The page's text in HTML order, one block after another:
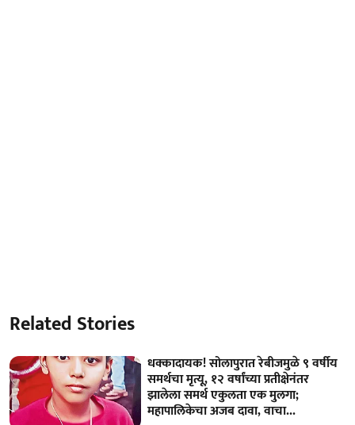
Related Stories
धक्कादायक! सोलापुरात रेबीजमुळे ९ वर्षीय
समर्थचा मृत्यू, १२ वर्षांच्या प्रतीक्षेनंतर
झालेला समर्थ एकुलता एक मुलगा;
महापालिकेचा अजब दावा, वाचा...